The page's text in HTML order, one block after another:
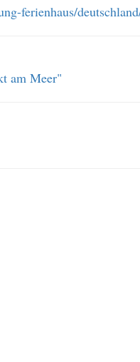
ferienhaus/
am Meer"